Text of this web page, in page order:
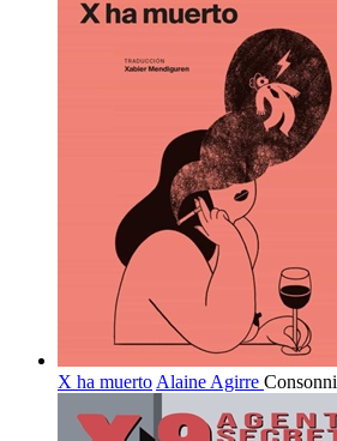
X ha muerto Alaine Agirre Consonni